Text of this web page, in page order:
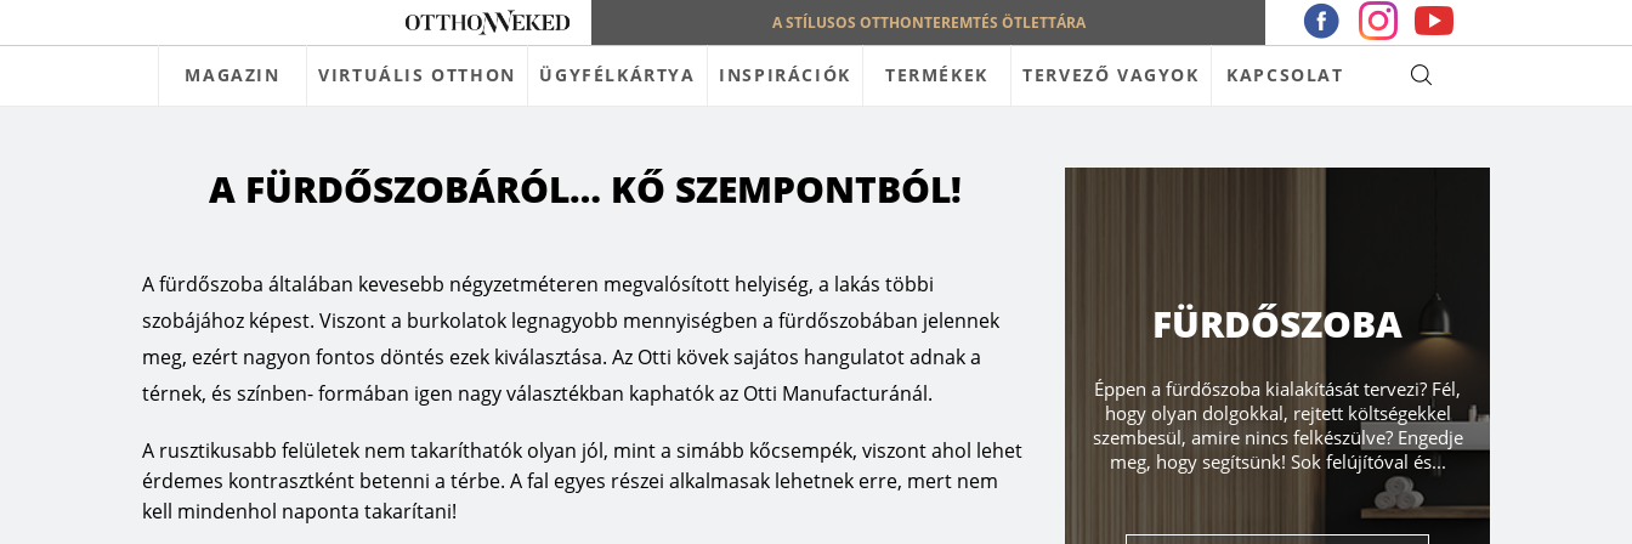
A STÍLUSOS OTTHONTEREMTÉS ÖTLETTÁRA
MAGAZIN VIRTUÁLIS OTTHON ÜGYFÉLKÁRTYA INSPIRÁCIÓK TERMÉKEK TERVEZŐ VAGYOK KAPCSOLAT
A FÜRDŐSZOBÁRÓL… KŐ SZEMPONTBÓL!
A fürdőszoba általában kevesebb négyzetméteren megvalósított helyiség, a lakás többi
szobájához képest. Viszont a burkolatok legnagyobb mennyiségben a fürdőszobában jelennek
meg, ezért nagyon fontos döntés ezek kiválasztása. Az Otti kövek sajátos hangulatot adnak a
térnek, és színben- formában igen nagy választékban kaphatók az Otti Manufacturánál.
A rusztikusabb felületek nem takaríthatók olyan jól, mint a simább kőcsempék, viszont ahol lehet
érdemes kontrasztként betenni a térbe. A fal egyes részei alkalmasak lehetnek erre, mert nem
kell mindenhol naponta takarítani!
FÜRDŐSZOBA
Éppen a fürdőszoba kialakítását tervezi? Fél,
hogy olyan dolgokkal, rejtett költségekkel
szembesül, amire nincs felkészülve? Engedje
meg, hogy segítsünk! Sok felújítóval és...